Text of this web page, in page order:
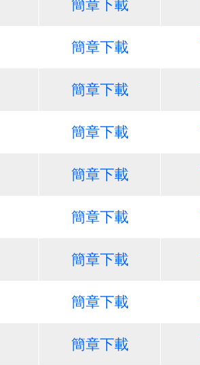
簡章下載
簡章下載
簡章下載
簡章下載
簡章下載
簡章下載
簡章下載
簡章下載
簡章下載